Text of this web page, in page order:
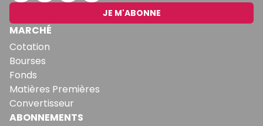
JE M'ABONNE
MARCHÉ
Cotation
Bourses
Fonds
Matières Premières
Convertisseur
ABONNEMENTS